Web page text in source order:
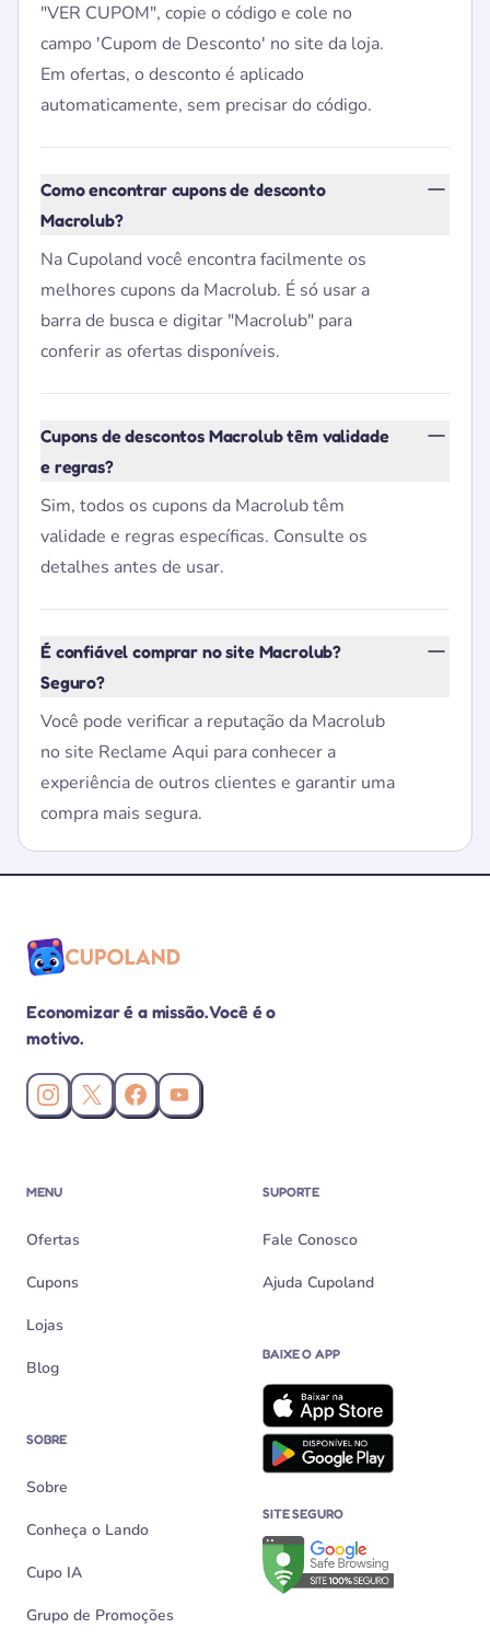
"VER CUPOM", copie o código e cole no
campo 'Cupom de Desconto' no site da loja.
Em ofertas, o desconto é aplicado
automaticamente, sem precisar do código.
Como encontrar cupons de desconto
Macrolub?
Na Cupoland você encontra facilmente os
melhores cupons da Macrolub. É só usar a
barra de busca e digitar "Macrolub" para
conferir as ofertas disponíveis.
Cupons de descontos Macrolub têm validade
e regras?
Sim, todos os cupons da Macrolub têm
validade e regras específicas. Consulte os
detalhes antes de usar.
É confiável comprar no site Macrolub?
Seguro?
Você pode verificar a reputação da Macrolub
no site Reclame Aqui para conhecer a
experiência de outros clientes e garantir uma
compra mais segura.
Economizar é a missão. Você é o
motivo.
Instagram da Cupoland
X (Twitter) da Cupoland
Facebook da Cupoland
Canal da Cupoland no YouTube
MENU
Ofertas
Cupons
Lojas
Blog
SOBRE
Sobre
Conheça o Lando
Cupo IA
Grupo de Promoções
SUPORTE
Fale Conosco
Ajuda Cupoland
BAIXE O APP
SITE SEGURO
Verificação de site seguro